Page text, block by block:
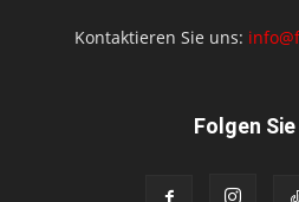
Kontaktieren Sie uns:
Folgen